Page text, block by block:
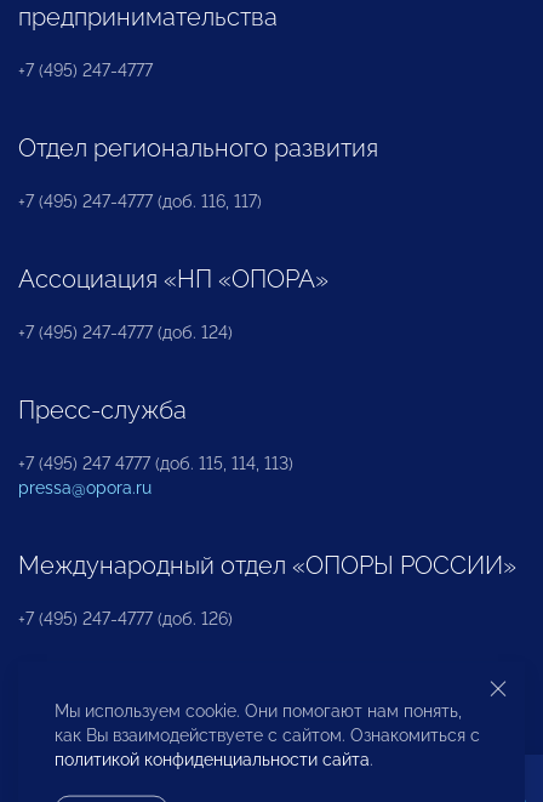
предпринимательства
+7 (495) 247-4777
Отдел регионального развития
+7 (495) 247-4777 (доб. 116, 117)
Ассоциация «НП «ОПОРА»
+7 (495) 247-4777 (доб. 124)
Пресс-служба
+7 (495) 247 4777 (доб. 115, 114, 113)
pressa@opora.ru
Международный отдел «ОПОРЫ РОССИИ»
+7 (495) 247-4777 (доб. 126)
Бюро по защите прав предпринимателей и
инвесторов
Мы используем cookie. Они помогают нам понять,
как Вы взаимодействуете с сайтом. Ознакомиться с
политикой конфиденциальности сайта.